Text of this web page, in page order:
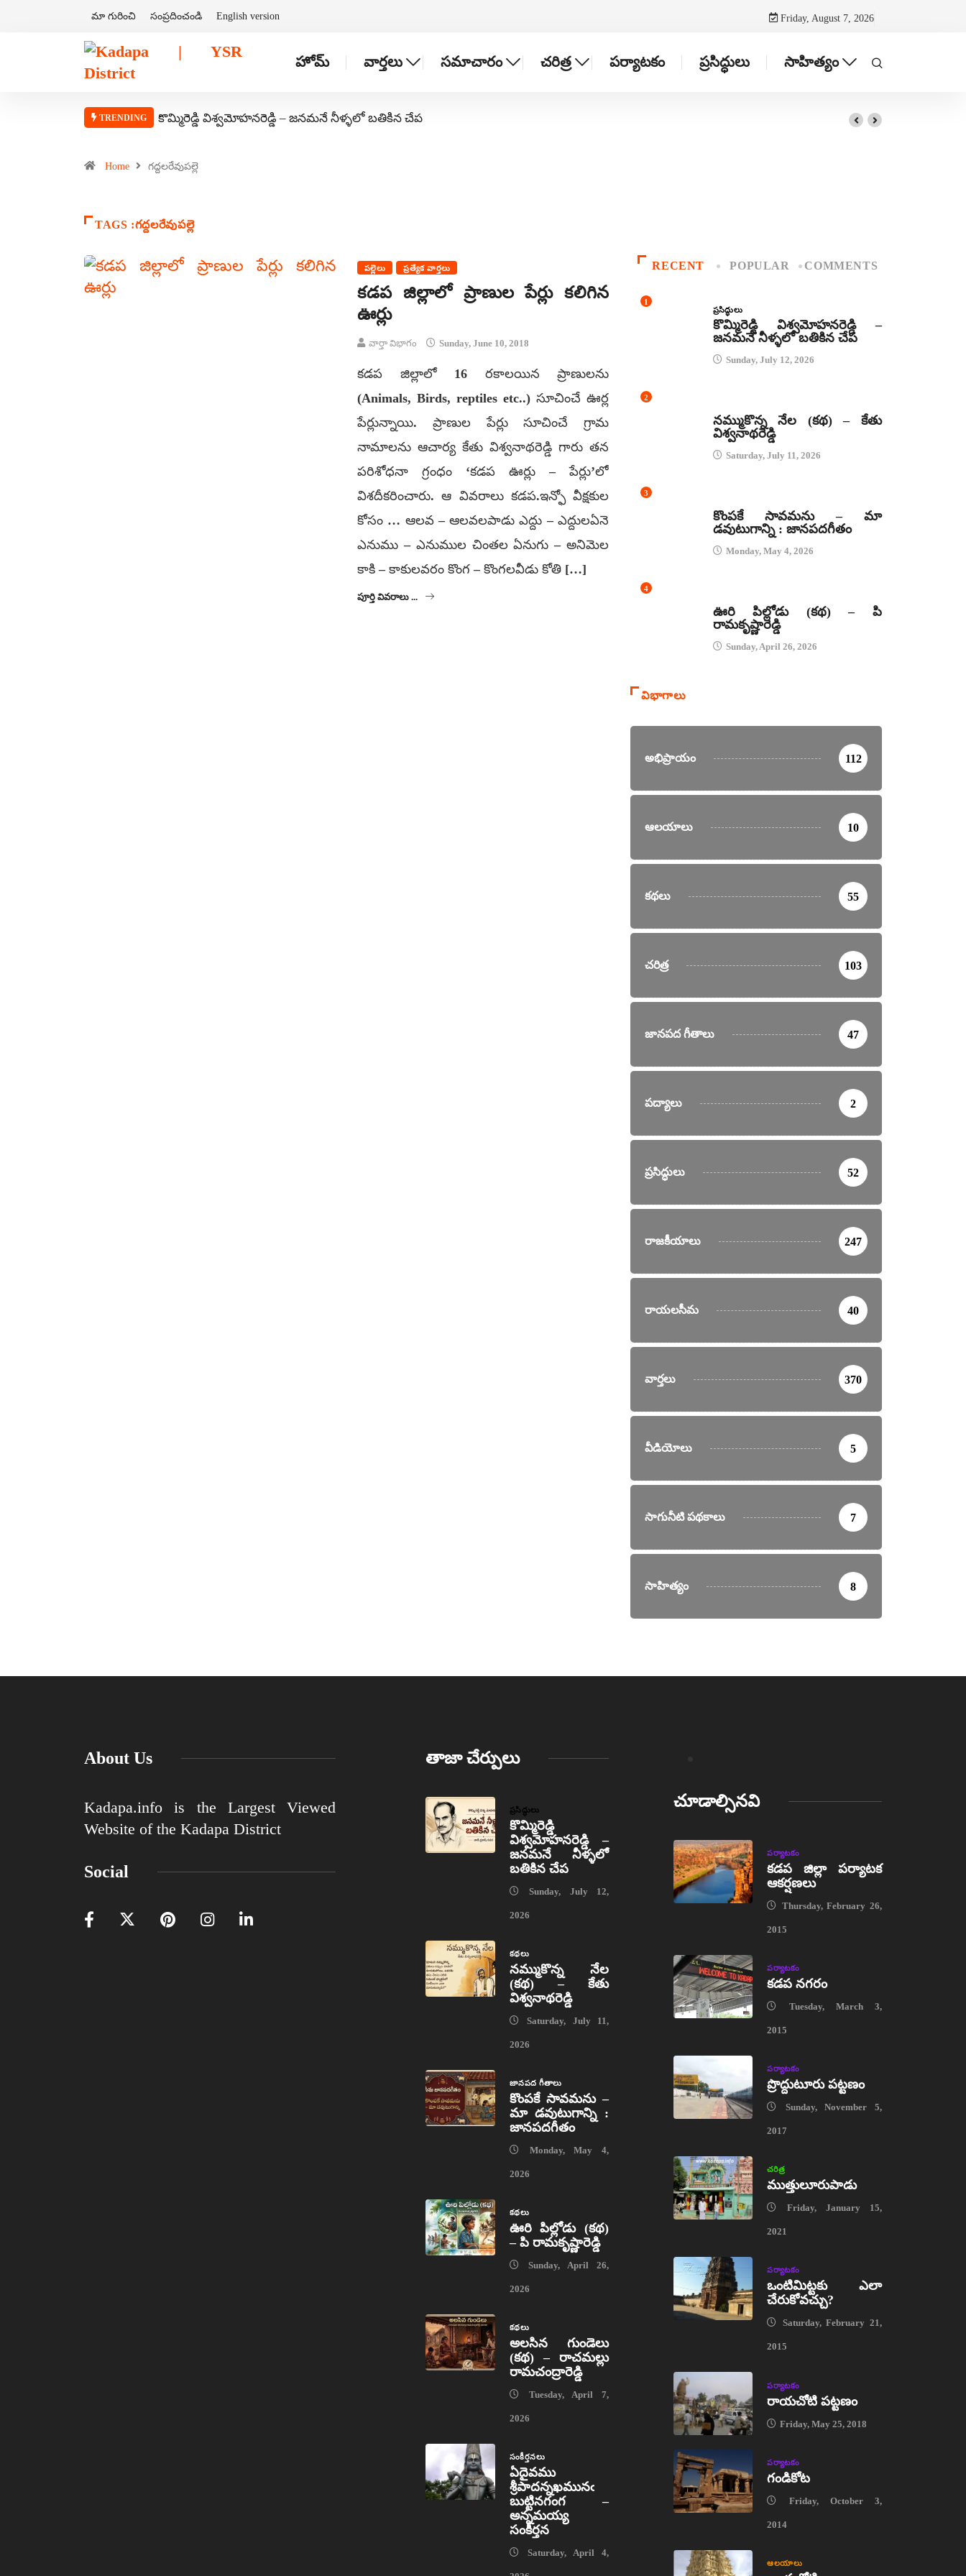
మా గురించి సంప్రదించండి English version Friday, August 7, 2026
హోమ్ వార్తలు సమాచారం చరిత్ర పర్యాటకం ప్రసిద్ధులు సాహిత్యం
TRENDING కొమ్మిరెడ్డి విశ్వమోహనరెడ్డి – జనమనే నీళ్ళలో బతికిన చేప
Home గద్దలరేవుపల్లె
TAGS :గద్దలరేవుపల్లె
పల్లెలు ప్రత్యేక వార్తలు
కడప జిల్లాలో ప్రాణుల పేర్లు కలిగిన
ఊర్లు
వార్తా విభాగం Sunday, June 10, 2018
కడప జిల్లాలో 16 రకాలయిన ప్రాణులను
(Animals, Birds, reptiles etc..) సూచించే ఊర్ల
పేర్లున్నాయి. ప్రాణుల పేర్లు సూచించే గ్రామ
నామాలను ఆచార్య కేతు విశ్వనాథరెడ్డి గారు తన
పరిశోధనా గ్రంధం ‘కడప ఊర్లు – పేర్లు’లో
విశదీకరించారు. ఆ వివరాలు కడప.ఇన్ఫో వీక్షకుల
కోసం … ఆలవ – ఆలవలపాడు ఎద్దు – ఎద్దులఏనె
ఎనుము – ఎనుముల చింతల ఏనుగు – అనిమెల
కాకి – కాకులవరం కొంగ – కొంగలవీడు కోతి […]
పూర్తి వివరాలు ...
RECENT POPULAR COMMENTS
1
ప్రసిద్ధులు
కొమ్మిరెడ్డి విశ్వమోహనరెడ్డి –
జనమనే నీళ్ళలో బతికిన చేప
Sunday, July 12, 2026
2
నమ్ముకొన్న నేల (కథ) – కేతు
విశ్వనాథరెడ్డి
Saturday, July 11, 2026
3
కొంపకే సావమను – మా
డవుటుగాన్ని : జానపదగీతం
Monday, May 4, 2026
4
ఊరి పిల్లోడు (కథ) – పి
రామకృష్ణారెడ్డి
Sunday, April 26, 2026
విభాగాలు
అభిప్రాయం 112
ఆలయాలు 10
కథలు 55
చరిత్ర 103
జానపద గీతాలు 47
పద్యాలు 2
ప్రసిద్ధులు 52
రాజకీయాలు 247
రాయలసీమ 40
వార్తలు 370
వీడియోలు 5
సాగునీటి పథకాలు 7
సాహిత్యం 8
About Us
Kadapa.info is the Largest Viewed
Website of the Kadapa District
Social
తాజా చేర్పులు
ప్రసిద్ధులు
కొమ్మిరెడ్డి
విశ్వమోహనరెడ్డి –
జనమనే నీళ్ళలో
బతికిన చేప
Sunday, July 12,
2026
కథలు
నమ్ముకొన్న నేల
(కథ) – కేతు
విశ్వనాథరెడ్డి
Saturday, July 11,
2026
జానపద గీతాలు
కొంపకే సావమను –
మా డవుటుగాన్ని :
జానపదగీతం
Monday, May 4,
2026
కథలు
ఊరి పిల్లోడు (కథ)
– పి రామకృష్ణారెడ్డి
Sunday, April 26,
2026
కథలు
అలసిన గుండెలు
(కథ) – రాచమల్లు
రామచంద్రారెడ్డి
Tuesday, April 7,
2026
సంకీర్తనలు
ఏదైవము
శ్రీపాదన్నఖమునఁ
బుట్టినగంగ –
అన్నమయ్య
సంకీర్తన
Saturday, April 4,
చూడాల్సినవి
పర్యాటకం
కడప జిల్లా పర్యాటక
ఆకర్షణలు
Thursday, February 26,
2015
పర్యాటకం
కడప నగరం
Tuesday, March 3,
2015
పర్యాటకం
ప్రొద్దుటూరు పట్టణం
Sunday, November 5,
2017
చరిత్ర
ముత్తులూరుపాడు
Friday, January 15,
2021
పర్యాటకం
ఒంటిమిట్టకు ఎలా
చేరుకోవచ్చు?
Saturday, February 21,
2015
పర్యాటకం
రాయచోటి పట్టణం
Friday, May 25, 2018
పర్యాటకం
గండికోట
Friday, October 3,
2014
ఆలయాలు